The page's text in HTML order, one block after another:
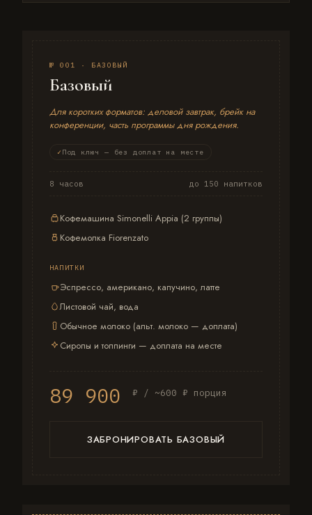
№ 001 · БАЗОВЫЙ
Базовый
Для коротких форматов: деловой завтрак, брейк на
конференции, часть программы дня рождения.
Под ключ — без доплат на месте
8 часов до 150 напитков
Кофемашина Simonelli Appia (2 группы)
Кофемолка Fiorenzato
НАПИТКИ
Эспрессо, американо, капучино, латте
Листовой чай, вода
Обычное молоко (альт. молоко — доплата)
Сиропы и топпинги — доплата на месте
89 900 ₽ / ~600 ₽ порция
ЗАБРОНИРОВАТЬ БАЗОВЫЙ